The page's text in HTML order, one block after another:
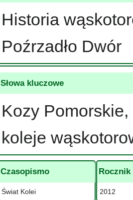
Historia
Poźrzadło Dwór
Słowa kluczowe
Kozy
koleje
Czasopismo
Świat Kolei
Rocznik
2012